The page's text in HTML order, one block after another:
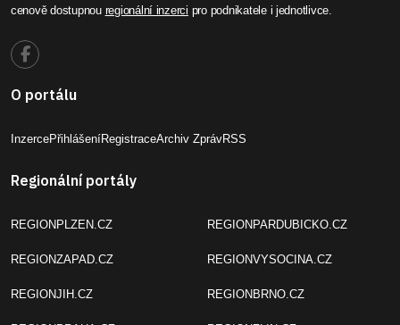
cenově dostupnou regionální inzerci pro podnikatele i jednotlivce.
O portálu
InzercePřihlášeníRegistraceArchiv ZprávRSS
Regionální portály
REGIONPLZEN.CZ
REGIONZAPAD.CZ
REGIONJIH.CZ
REGIONPARDUBICKO.CZ
REGIONVYSOCINA.CZ
REGIONBRNO.CZ